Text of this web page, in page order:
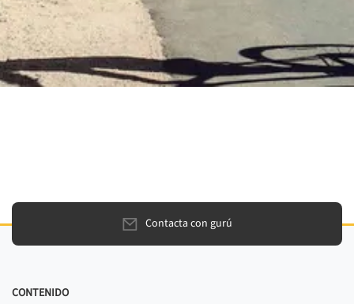
Contacta con gurú
CONTENIDO